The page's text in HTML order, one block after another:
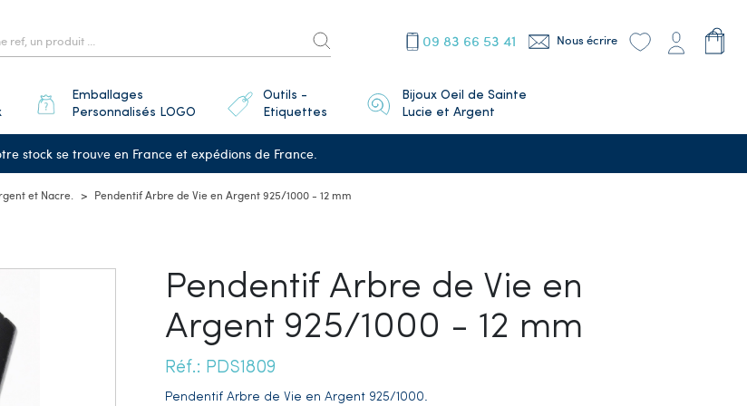
09 83 66 53 41 Nous écrire
Emballages
Personnalisés LOGO
Outils -
Etiquettes
Bijoux Oeil de Sainte
Lucie et Argent
stock se trouve en France et expédions de France.
et Nacre. Pendentif Arbre de Vie en Argent 925/1000 - 12 mm
Pendentif Arbre de Vie en
Argent 925/1000 - 12 mm
Réf.: PDS1809
Pendentif Arbre de Vie en Argent 925/1000.